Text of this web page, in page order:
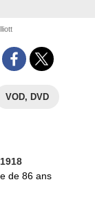
VOD, DVD
de 86 ans